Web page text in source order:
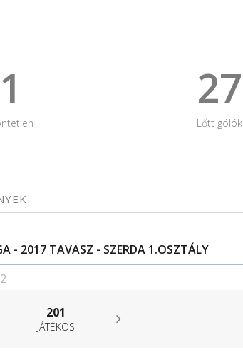
1 27
Lőtt gólók
- 2017 TAVASZ - SZERDA 1.OSZTÁLY
201
JÁTÉKOS